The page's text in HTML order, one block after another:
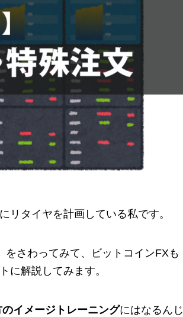
リタイヤを計画している私です。
をさわってみて、ビットコインFXも
に解説してみます。
イメージトレーニングにはなるんじ